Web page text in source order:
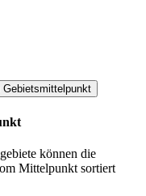
Gebietsmittelpunkt
können die
Mittelpunkt sortiert